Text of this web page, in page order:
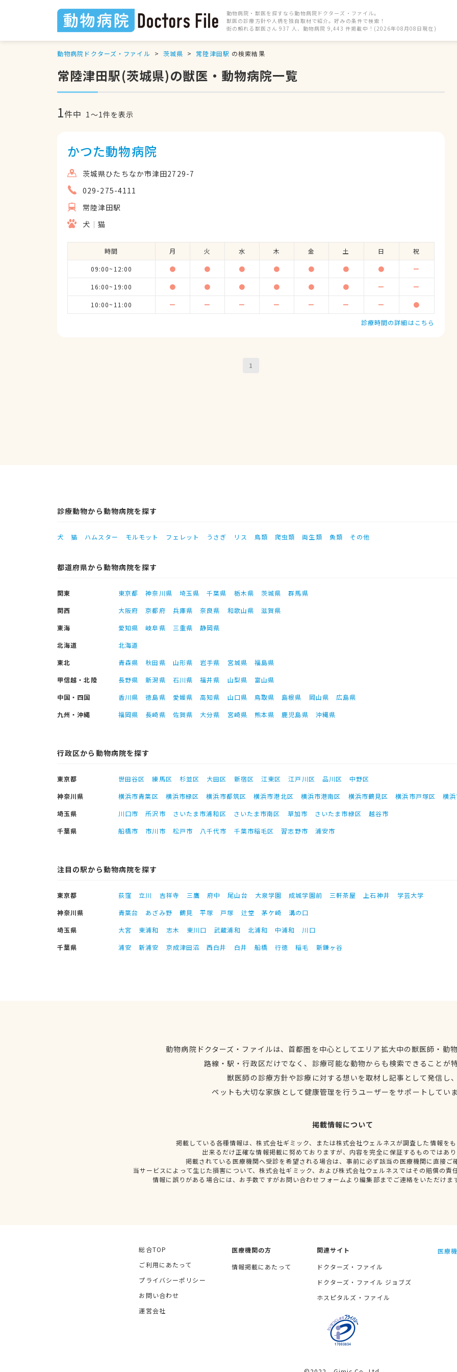
動物病院・獣医を探すなら動物病院ドクターズ・ファイル。
獣医の診療方針や人柄を独自取材で紹介。好みの条件で検索！
街の頼れる獣医さん 937 人、動物病院 9,443 件掲載中！(2026年08月08日現在)
動物病院ドクターズ・ファイル 茨城県 常陸津田駅 の検索結果
常陸津田駅(茨城県)の獣医・動物病院一覧
1件中 1〜1件を表示
かつた動物病院
茨城県ひたちなか市津田2729-7
029-275-4111
常陸津田駅
犬
猫
時間 月 火 水 木 金 土 日 祝
09:00~12:00 ● ● ● ● ● ● ● ー
16:00~19:00 ● ● ● ● ● ● ー ー
10:00~11:00 ー ー ー ー ー ー ー ●
診療時間の詳細はこちら
1
診療動物から動物病院を探す
犬 猫 ハムスター モルモット フェレット うさぎ リス 鳥類 爬虫類 両生類 魚類 その他
都道府県から動物病院を探す
関東 東京都 神奈川県 埼玉県 千葉県 栃木県 茨城県
群馬県
関西
大阪府 京都府 兵庫県 奈良県 和歌山県
滋賀県
東海
愛知県 岐阜県 三重県
静岡県
北海道
北海道
東北
青森県 秋田県 山形県 岩手県 宮城県
福島県
甲信越・北陸
長野県 新潟県 石川県 福井県 山梨県
富山県
中国・四国
香川県 徳島県 愛媛県 高知県 山口県 鳥取県 島根県 岡山県
広島県
九州・沖縄
福岡県 長崎県 佐賀県 大分県 宮崎県 熊本県 鹿児島県 沖縄県
行政区から動物病院を探す
東京都 世田谷区 練馬区 杉並区 大田区 新宿区 江東区 江戸川区 品川区
中野区
神奈川県
横浜市青葉区 横浜市緑区 横浜市都筑区 横浜市港北区 横浜市港南区 横浜市鶴見区 横浜市戸塚区
横
埼玉県
川口市 所沢市 さいたま市浦和区 さいたま市南区 草加市 さいたま市緑区
越谷市
千葉県
船橋市 市川市 松戸市 八千代市 千葉市稲毛区 習志野市 浦安市
注目の駅から動物病院を探す
東京都 荻窪 立川 吉祥寺 三鷹 府中 尾山台 大泉学園 成城学園前 三軒茶屋 上石神井
学芸大学
神奈川県
青葉台 あざみ野 鶴見 平塚 戸塚 辻堂 茅ケ崎
溝の口
埼玉県
大宮 東浦和 志木 東川口 武蔵浦和 北浦和 中浦和
川口
千葉県
浦安 新浦安 京成津田沼 西白井 白井 船橋 行徳 稲毛 新鎌ヶ谷
動物病院ドクターズ・ファイルは、首都圏を中心としてエリア拡大中の獣医師・動
路線・駅・行政区だけでなく、診療可能な動物からも検索できることが
獣医師の診療方針や診療に対する想いを取材し記事として発信し
ペットも大切な家族として健康管理を行うユーザーをサポートしてい
掲載情報について
掲載している各種情報は、株式会社ギミック、または株式会社ウェルネスが調査した情報を
出来るだけ正確な情報掲載に努めておりますが、内容を完全に保証するものではあ
掲載されている医療機関へ受診を希望される場合は、事前に必ず該当の医療機関に直接ご
当サービスによって生じた損害について、株式会社ギミック、および株式会社ウェルネスではその賠償の責
情報に誤りがある場合には、お手数ですがお問い合わせフォームより編集部までご連絡をいただけま
総合TOP
ご利用にあたって
プライバシーポリシー
お問い合わせ
運営会社
医療機関の方
情報掲載にあたって
関連サイト
ドクターズ・ファイル
ドクターズ・ファイル ジョブズ
ホスピタルズ・ファイル
医療